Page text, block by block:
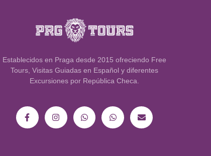
Establecidos en Praga desde 2015 ofreciendo Free
Tours, Visitas Guiadas en Español y diferentes
Excursiones por República Checa.